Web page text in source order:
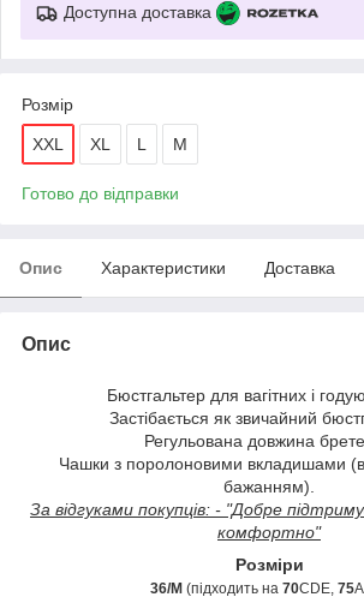
Доступна доставка
Розмір
XXL XL L M
Готово до відправки
Опис Характеристики Доставка
Опис
Бюстгальтер для вагітних і
Застібається як звичайний
Регульована довжина
Чашки з поролоновими вкладишами
бажанням).
За відгуками покупців: - "Добре
комфортно"
Розміри
36/M(підходить на 70CDE, 75